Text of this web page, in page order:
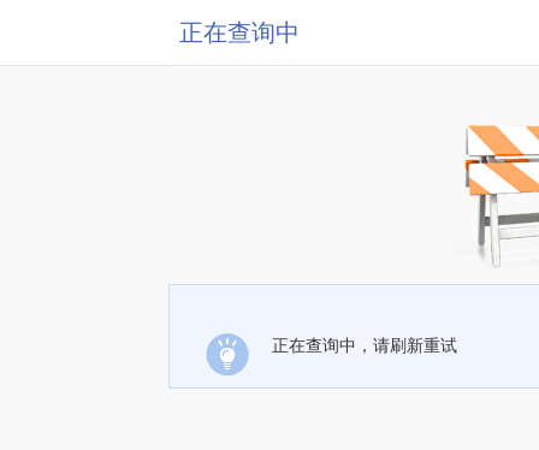
正在查询中
正在查询中，请刷新重试